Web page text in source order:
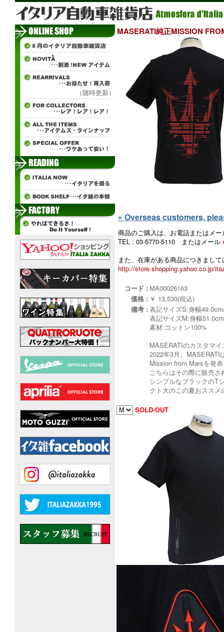
（随時更新）
MASERATI純正MISSION
» Overseas customers,
商品のご購入は、お電話またはメ
TEL : 03-5770-5110 またはメール
また、在庫がある商品につきまし
http://store.shopping.yahoo.co.jp/
コード : MA00026163
価格 : ￥ 13,530(税込)
備考 : 表記サイズS:身幅
表記サイズM:身幅
素材:コットン100%
MASERATIのカスタマ
2022年3月、MASERATI
Mission from Marsを発
こちらはその際に販売
シンプルなブラックのT
クト大のこの夏おススメ
SOLD-OUT